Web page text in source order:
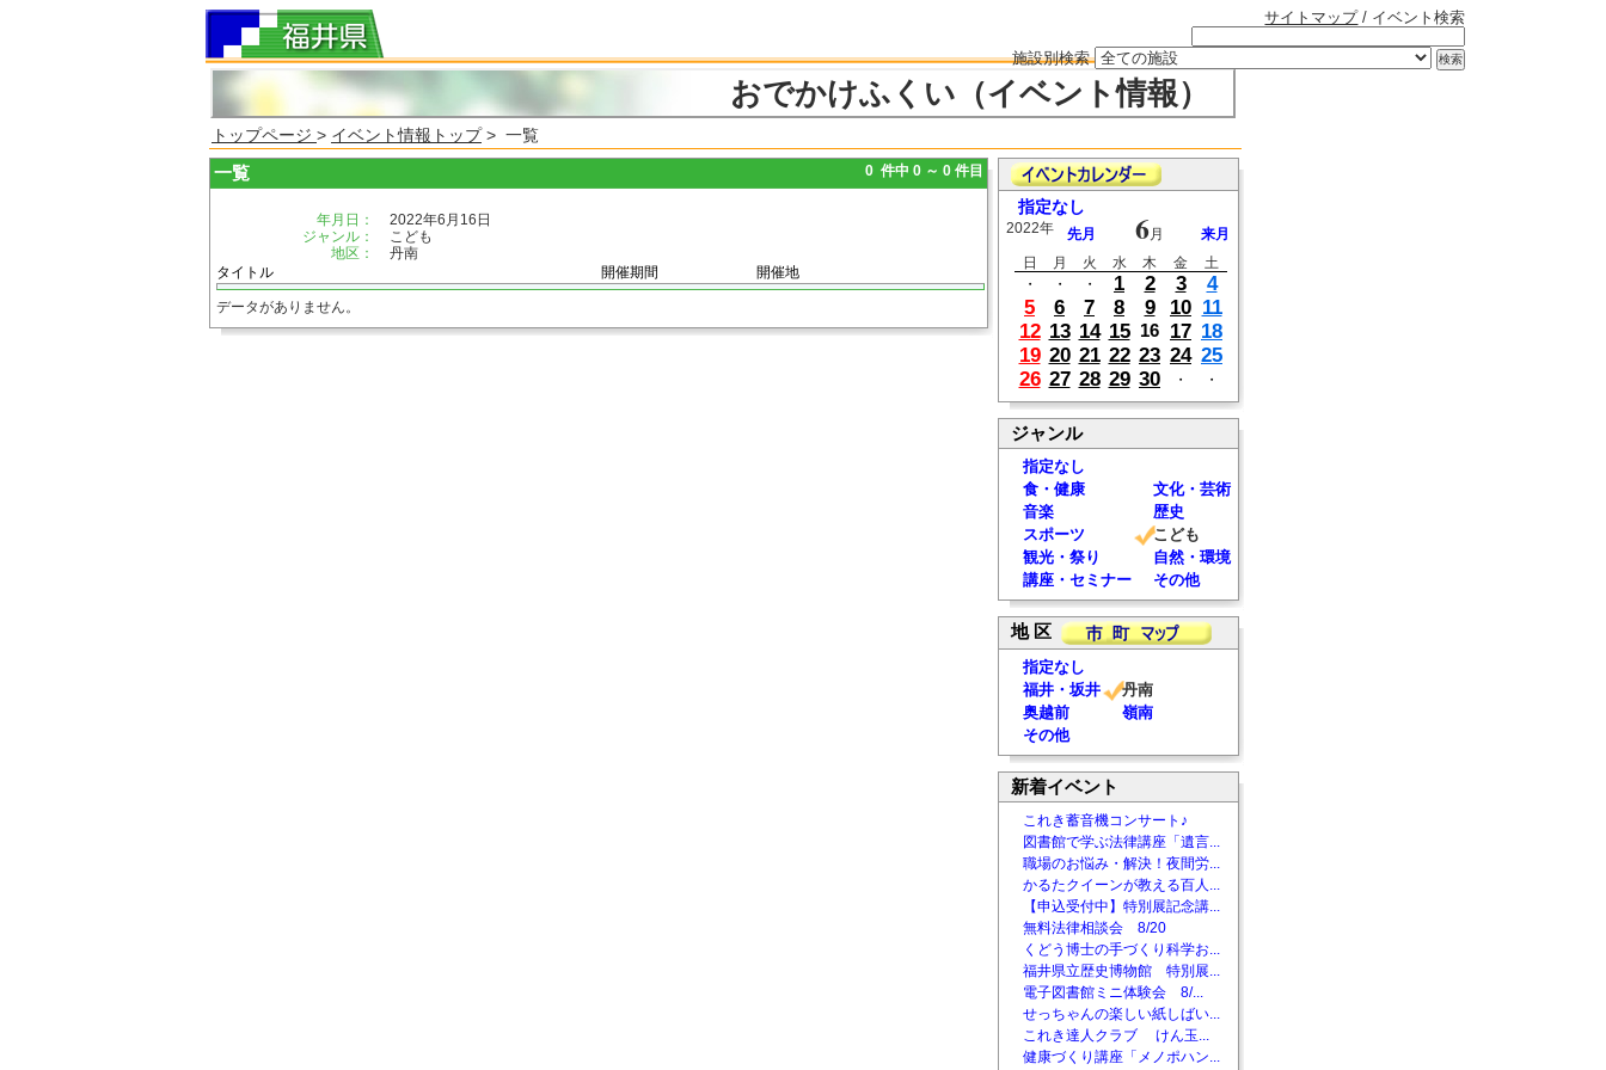
サイトマップ/ イベント検索
施設別検索
おでかけふくい（イベント情報）
トップページ > イベント情報トップ> 一覧
一覧 0 件中 0 ～ 0 件目
年月日：
2022年6月16日
ジャンル：
こども
地区：
丹南
タイトル
開催期間 開催地
データがありません。
指定なし
2022年 先月 6月
来月
日
月 火 水 木 金
土
・
・ ・ 1 2 3
4
5
6 7 8 9 10 11
12 13 14 15 16 17 18
19 20 21 22 23 24 25
26 27 28 29 30 ・ ・
ジャンル
指定なし
食・健康
文化・芸術
音楽
歴史
スポーツ
こども
観光・祭り
自然・環境
講座・セミナー
その他
地 区
指定なし
福井・坂井
丹南
奥越前
嶺南
その他
新着イベント
これき蓄音機コンサート♪
図書館で学ぶ法律講座「遺言...
職場のお悩み・解決！夜間労...
かるたクイーンが教える百人...
【申込受付中】特別展記念講...
無料法律相談会 8/20
くどう博士の手づくり科学お...
福井県立歴史博物館 特別展...
電子図書館ミニ体験会 8/...
せっちゃんの楽しい紙しばい...
これき達人クラブ けん玉...
健康づくり講座「メノポハン...